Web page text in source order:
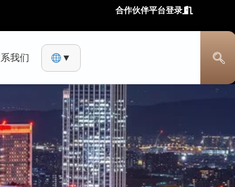
合作伙伴平台登录
我们 ▼